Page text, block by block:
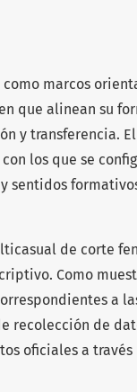
marcos
que alinean su
y transferencia.
los que se
sentidos
de corte
Como
a
recolección de
oficiales a